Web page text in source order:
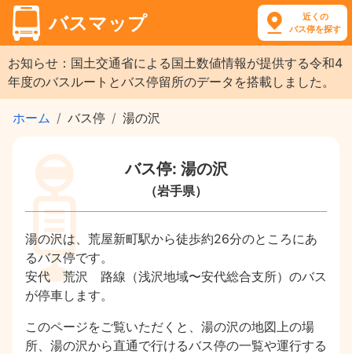
バスマップ
近くの
バス停を探す
お知らせ：国土交通省による国土数値情報が提供する令和4
年度のバスルートとバス停留所のデータを搭載しました。
ホーム バス停 湯の沢
バス停: 湯の沢
（岩手県）
湯の沢は、荒屋新町駅から徒歩約26分のところにあ
るバス停です。
安代 荒沢 路線（浅沢地域〜安代総合支所）のバス
が停車します。
このページをご覧いただくと、湯の沢の地図上の場
所、湯の沢から直通で行けるバス停の一覧や運行する